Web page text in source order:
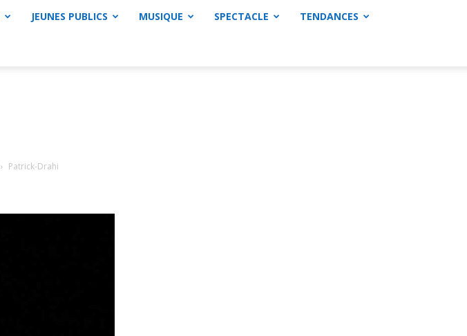
JEUNES PUBLICS MUSIQUE SPECTACLE TENDANCES
Patrick-Drahi